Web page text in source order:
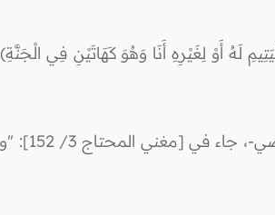
لَهُ أَوْ لِغَيْرِهِ أَنَا وَهُوَ كَهَاتَيْنِ فِي الْجَنَّةِ)
والتصرف بمال اليتيم القاصر مقيَّد